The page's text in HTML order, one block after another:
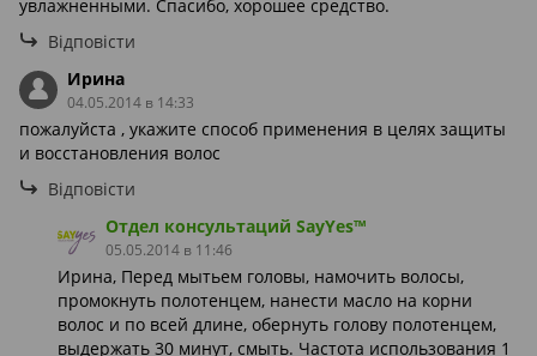
увлажненными. Спасибо, хорошее средство.
Відповісти
Ирина
04.05.2014 в 14:33
пожалуйста , укажите способ применения в целях защиты
и восстановления волос
Відповісти
Отдел консультаций SayYes™
05.05.2014 в 11:46
Ирина, Перед мытьем головы, намочить волосы,
промокнуть полотенцем, нанести масло на корни
волос и по всей длине, обернуть голову полотенцем,
выдержать 30 минут, смыть. Частота использования 1